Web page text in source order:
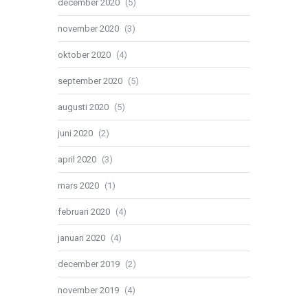
december 2020 (5)
november 2020 (3)
oktober 2020 (4)
september 2020 (5)
augusti 2020 (5)
juni 2020 (2)
april 2020 (3)
mars 2020 (1)
februari 2020 (4)
januari 2020 (4)
december 2019 (2)
november 2019 (4)